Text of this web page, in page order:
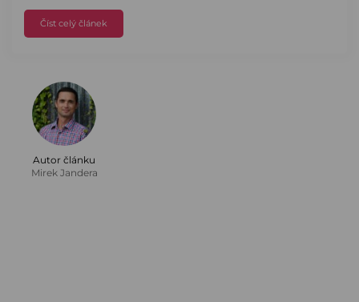
Číst celý článek
Autor článku
Mirek Jandera